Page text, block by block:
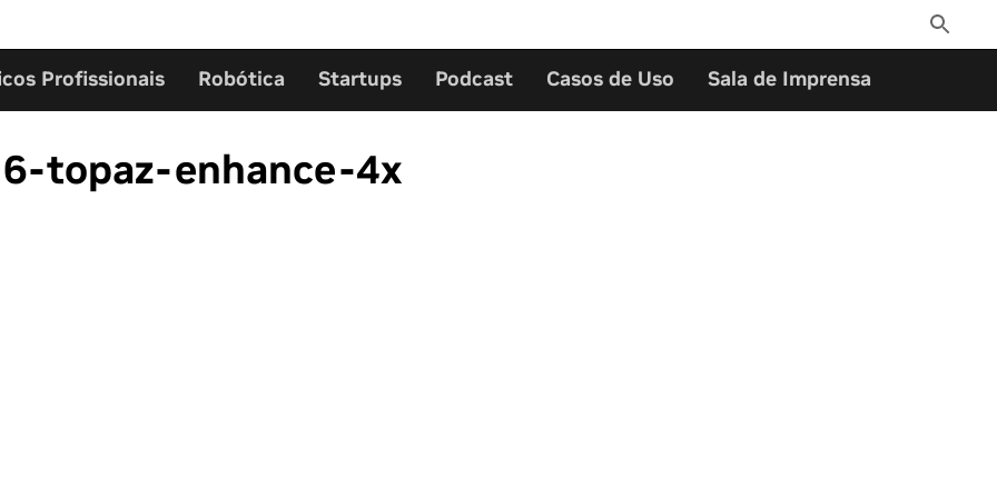
Toggle
Search
Profissionais Robótica Startups Podcast Casos de Uso Sala de Imprensa
topaz-enhance-4x